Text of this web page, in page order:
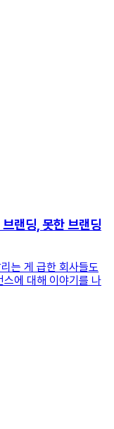
랜딩, 못한 브랜딩
는 게 급한 회사들도
스에 대해 이야기를 나